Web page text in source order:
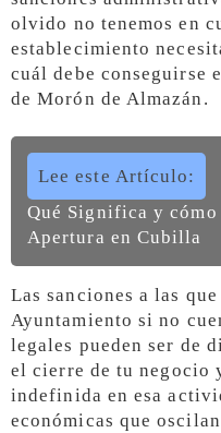
olvido no tenemos en
establecimiento
cuál debe conseguirse
de Morón de Almazán.
Lee este Artículo:
Qué Significa y
Apertura en Cubilla
Las sanciones a las
Ayuntamiento si no
legales pueden ser de
el cierre de tu negocio
indefinida en esa
económicas que